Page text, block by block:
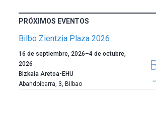
PRÓXIMOS EVENTOS
Bilbo Zientzia Plaza 2026
Un
año
más,
Bilbao
16 de septiembre, 2026–4 de octubre,
2026
Bizkaia Aretoa-EHU
Abandoibarra, 3, Bilbao